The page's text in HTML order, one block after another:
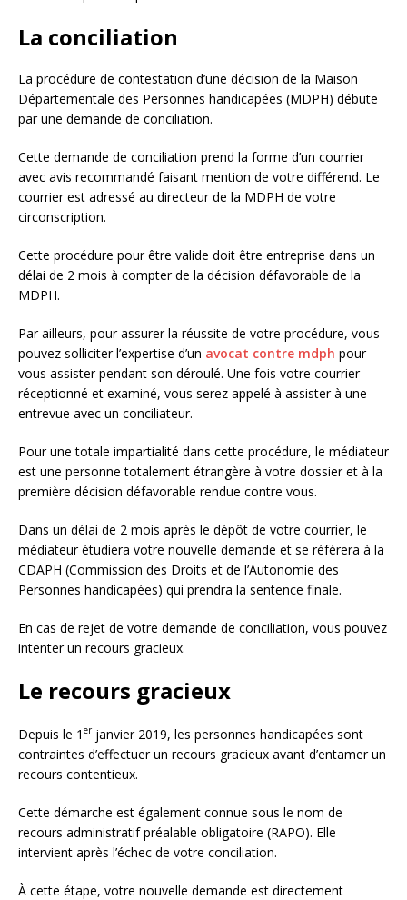
La conciliation
La procédure de contestation d’une décision de la Maison
Départementale des Personnes handicapées (MDPH) débute
par une demande de conciliation.
Cette demande de conciliation prend la forme d’un courrier
avec avis recommandé faisant mention de votre différend. Le
courrier est adressé au directeur de la MDPH de votre
circonscription.
Cette procédure pour être valide doit être entreprise dans un
délai de 2 mois à compter de la décision défavorable de la
MDPH.
Par ailleurs, pour assurer la réussite de votre procédure, vous
pouvez solliciter l’expertise d’un avocat contre mdph pour
vous assister pendant son déroulé. Une fois votre courrier
réceptionné et examiné, vous serez appelé à assister à une
entrevue avec un conciliateur.
Pour une totale impartialité dans cette procédure, le médiateur
est une personne totalement étrangère à votre dossier et à la
première décision défavorable rendue contre vous.
Dans un délai de 2 mois après le dépôt de votre courrier, le
médiateur étudiera votre nouvelle demande et se référera à la
CDAPH (Commission des Droits et de l’Autonomie des
Personnes handicapées) qui prendra la sentence finale.
En cas de rejet de votre demande de conciliation, vous pouvez
intenter un recours gracieux.
Le recours gracieux
Depuis le 1 erjanvier 2019, les personnes handicapées sont
contraintes d’effectuer un recours gracieux avant d’entamer un
recours contentieux.
Cette démarche est également connue sous le nom de
recours administratif préalable obligatoire (RAPO). Elle
intervient après l’échec de votre conciliation.
À cette étape, votre nouvelle demande est directement